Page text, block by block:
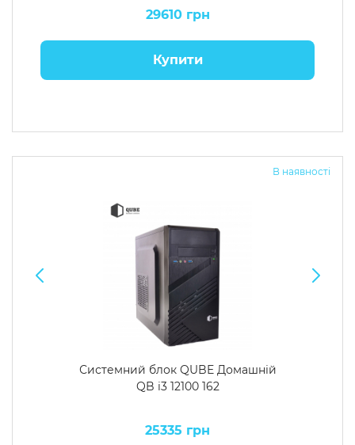
29610 грн
Купити
В наявності
Системний блок QUBE Домашній
QB i3 12100 162
25335 грн